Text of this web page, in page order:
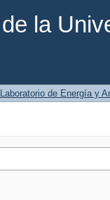
la
Laboratorio de Energía y